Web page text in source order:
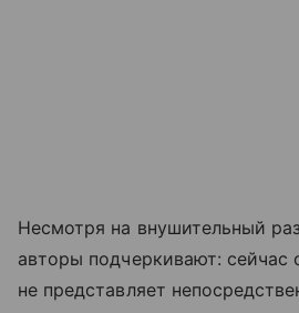
Несмотря на внушительный
авторы подчеркивают: сейчас
не представляет